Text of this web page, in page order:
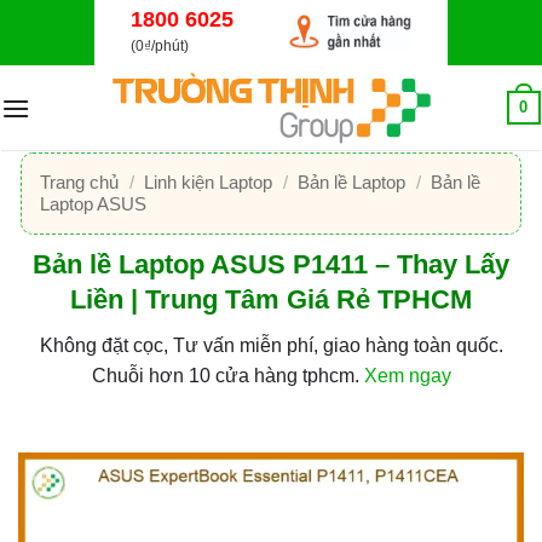
dung
1800 6025
(0₫/phút)
0
Trang chủ / Linh kiện Laptop / Bản lề Laptop / Bản lề
Laptop ASUS
Bản lề Laptop ASUS P1411 – Thay Lấy
Liền | Trung Tâm Giá Rẻ TPHCM
Không đặt cọc, Tư vấn miễn phí, giao hàng toàn quốc.
Chuỗi hơn 10 cửa hàng tphcm. Xem ngay